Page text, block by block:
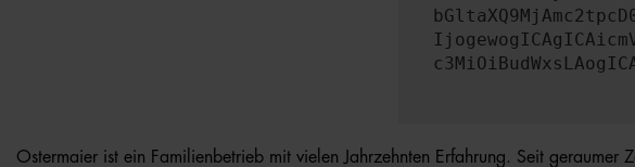
Ostermaier ist ein Familienbetrieb mit vielen Jahrzehnten Erfahrung. Seit